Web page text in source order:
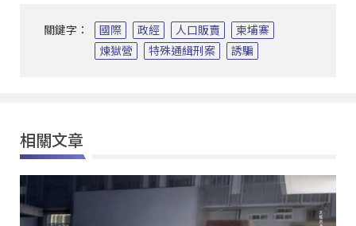
關鍵字： 國際 政經 人口販賣
柬埔寨
煉獄營
特殊通緝刑案 誘騙
相關文章